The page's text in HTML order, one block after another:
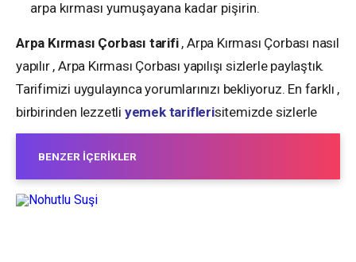
arpa kırması yumuşayana kadar pişirin.
Arpa Kırması Çorbası tarifi, Arpa Kırması Çorbası nasıl
yapılır , Arpa Kırması Çorbası yapılışı sizlerle paylaştık.
Tarifimizi uygulayınca yorumlarınızı bekliyoruz. En farklı ,
birbirinden lezzetli yemek tariflerisitemizde sizlerle
BENZER İÇERIKLER